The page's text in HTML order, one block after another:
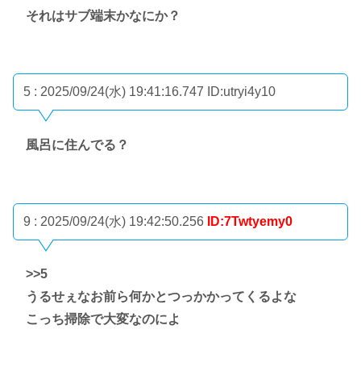
それはサブ端末かなにか？
5 : 2025/09/24(水) 19:41:16.747 ID:utryi4y10
風呂に住んでる？
9 : 2025/09/24(水) 19:42:50.256 ID:7Twtyemy0
>>5
うるせぇなお前ら何かとつっかかってくるよな
こっち掃除で大変なのによ